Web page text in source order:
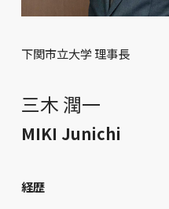
下関市立大学 理事長
三木 潤一
MIKI Junichi
経歴